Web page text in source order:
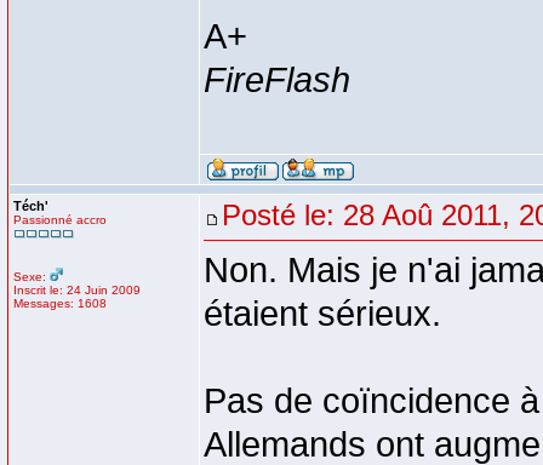
A+
FireFlash
Téch'
Passionné accro
Sexe:
Inscrit le: 24 Juin 2009
Messages: 1608
Posté le: 28 Aoû 2011,
Non. Mais je n'ai
étaient sérieux.
Pas de coïncidence
Allemands ont